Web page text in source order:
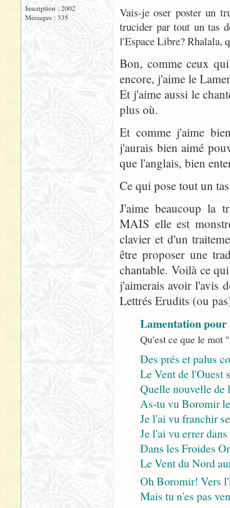
Inscription : 2002
Messages : 335
Vais-je oser poster un
trucider par tout un tas
l'Espace Libre? Rhalala,
Bon, comme ceux
encore, j'aime le
Et j'aime aussi le
plus où.
Et comme j'aime
j'aurais bien aimé
que l'anglais, bien
Ce qui pose tout un
J'aime beaucoup la
MAIS elle est
clavier et d'un
être proposer une
chantable. Voilà ce
j'aimerais avoir l'avis
Lettrés Erudits (ou
Lamentation
Qu'est ce que le mot
Des prés et palus
Le Vent de l'Ouest
Quelle nouvelle de
As-tu vu Boromir
Je l'ai vu franchir
Je l'ai vu errer
Dans les Froides
Le Vent du Nord
Oh Boromir! Vers
Mais tu n'es pas